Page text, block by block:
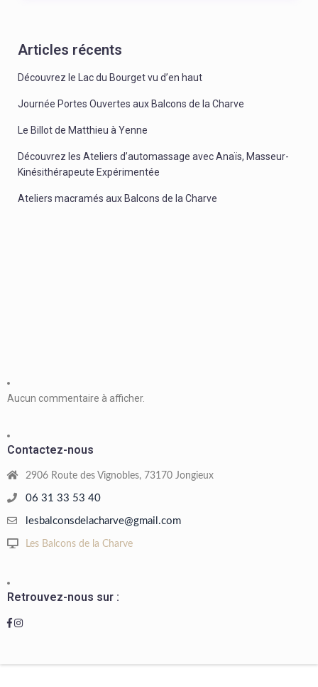
Articles récents
Découvrez le Lac du Bourget vu d’en haut
Journée Portes Ouvertes aux Balcons de la Charve
Le Billot de Matthieu à Yenne
Découvrez les Ateliers d’automassage avec Anaïs, Masseur-
Kinésithérapeute Expérimentée
Ateliers macramés aux Balcons de la Charve
Aucun commentaire à afficher.
Contactez-nous
2906 Route des Vignobles, 73170 Jongieux
06 31 33 53 40
lesbalconsdelacharve@gmail.com
Les Balcons de la Charve
Retrouvez-nous sur :